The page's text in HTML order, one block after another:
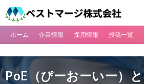
ホーム 企業情報 採用情報 投稿一覧
PoE（ぴーおーいー）